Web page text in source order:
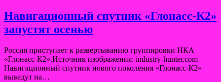
Навигационный спутник «Глонасс-К2»
запустят осенью
Россия приступает к развертыванию группировки НКА
«Глонасс-К2».Источник изображения: industry-hunter.com
Навигационный спутник нового поколения «Глонасс-К2»
выведут на…